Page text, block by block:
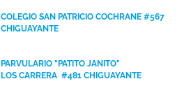
COLEGIO SAN PATRICIO COCHRANE #567
CHIGUAYANTE
PARVULARIO "PATITO JANITO"
LOS CARRERA #481 CHIGUAYANTE